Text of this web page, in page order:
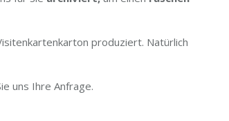
produziert. Natürlich
uns Ihre Anfrage.